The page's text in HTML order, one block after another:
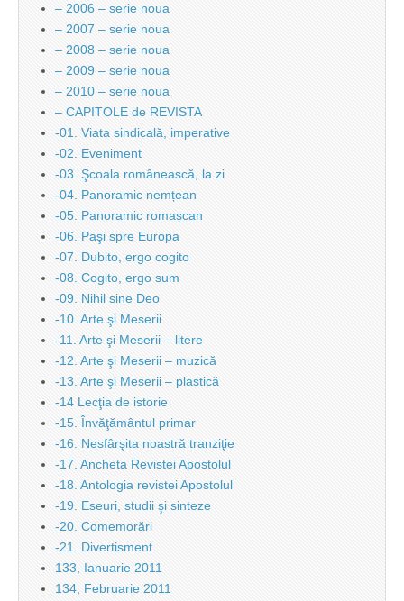
– 2006 – serie noua
– 2007 – serie noua
– 2008 – serie noua
– 2009 – serie noua
– 2010 – serie noua
– CAPITOLE de REVISTA
-01. Viata sindicală, imperative
-02. Eveniment
-03. Şcoala românească, la zi
-04. Panoramic nemțean
-05. Panoramic romașcan
-06. Paşi spre Europa
-07. Dubito, ergo cogito
-08. Cogito, ergo sum
-09. Nihil sine Deo
-10. Arte şi Meserii
-11. Arte şi Meserii – litere
-12. Arte şi Meserii – muzică
-13. Arte şi Meserii – plastică
-14 Lecţia de istorie
-15. Învăţământul primar
-16. Nesfârşita noastră tranziţie
-17. Ancheta Revistei Apostolul
-18. Antologia revistei Apostolul
-19. Eseuri, studii şi sinteze
-20. Comemorări
-21. Divertisment
133, Ianuarie 2011
134, Februarie 2011